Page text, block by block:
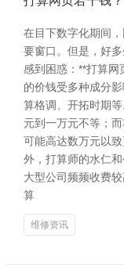
在目下数字化期间
要窗口。但是，好
感到困惑：**打算
的价钱受多种成分
算格调、开拓时期
元到一万元不等；
可能高达数万元以
外，打算师的水仁
大型公司频频收费
算
维修资讯